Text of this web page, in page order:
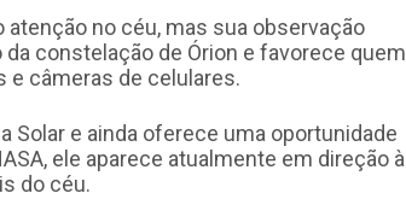
atenção no céu, mas sua observação
constelação de Órion e favorece quem
e câmeras de celulares.
Solar e ainda oferece uma oportunidade
ele aparece atualmente em direção à
do céu.